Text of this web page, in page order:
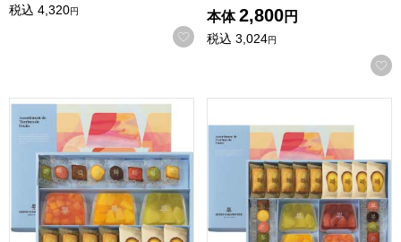
税込 4,320円
お気に入りに登録する
本体 2,800円
税込 3,024円
アンリ・シャルパンティエ テリーヌ・ドゥ・フリュイ・ア